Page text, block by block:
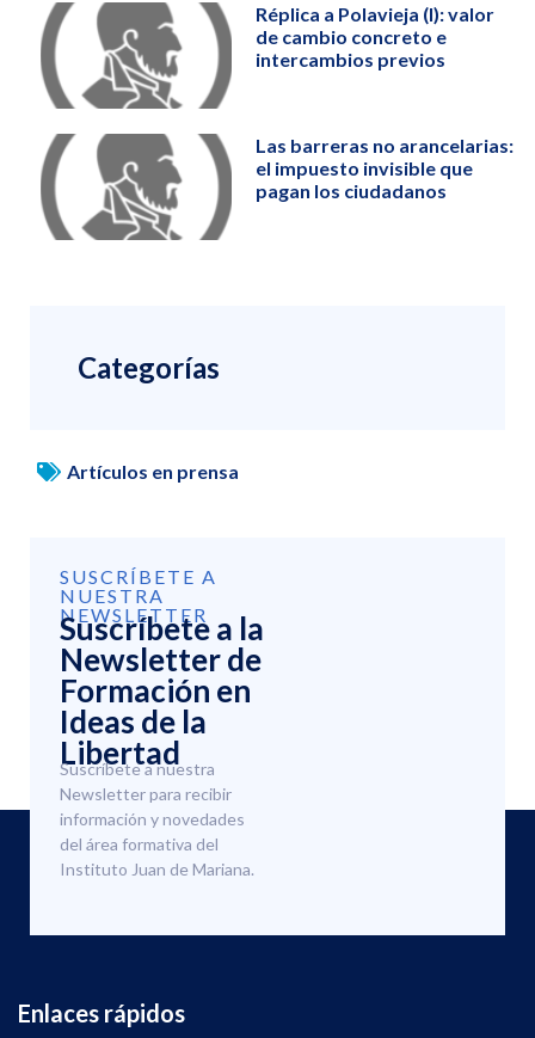
Réplica a Polavieja (I): valor
de cambio concreto e
intercambios previos
Las barreras no arancelarias:
el impuesto invisible que
pagan los ciudadanos
Categorías
Artículos en prensa
SUSCRÍBETE A
NUESTRA
NEWSLETTER
Suscríbete a la
Newsletter de
Formación en
Ideas de la
Libertad
Suscríbete a nuestra
Newsletter para recibir
información y novedades
del área formativa del
Instituto Juan de Mariana.
Enlaces rápidos